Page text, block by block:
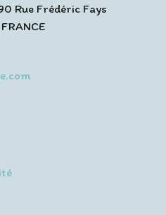
Rue Frédéric Fays